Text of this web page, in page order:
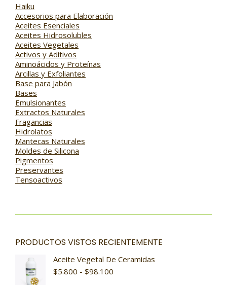
Haiku
Accesorios para Elaboración
Aceites Esenciales
Aceites Hidrosolubles
Aceites Vegetales
Activos y Aditivos
Aminoácidos y Proteínas
Arcillas y Exfoliantes
Base para Jabón
Bases
Emulsionantes
Extractos Naturales
Fragancias
Hidrolatos
Mantecas Naturales
Moldes de Silicona
Pigmentos
Preservantes
Tensoactivos
PRODUCTOS VISTOS RECIENTEMENTE
Aceite Vegetal De Ceramidas
$5.800 - $98.100